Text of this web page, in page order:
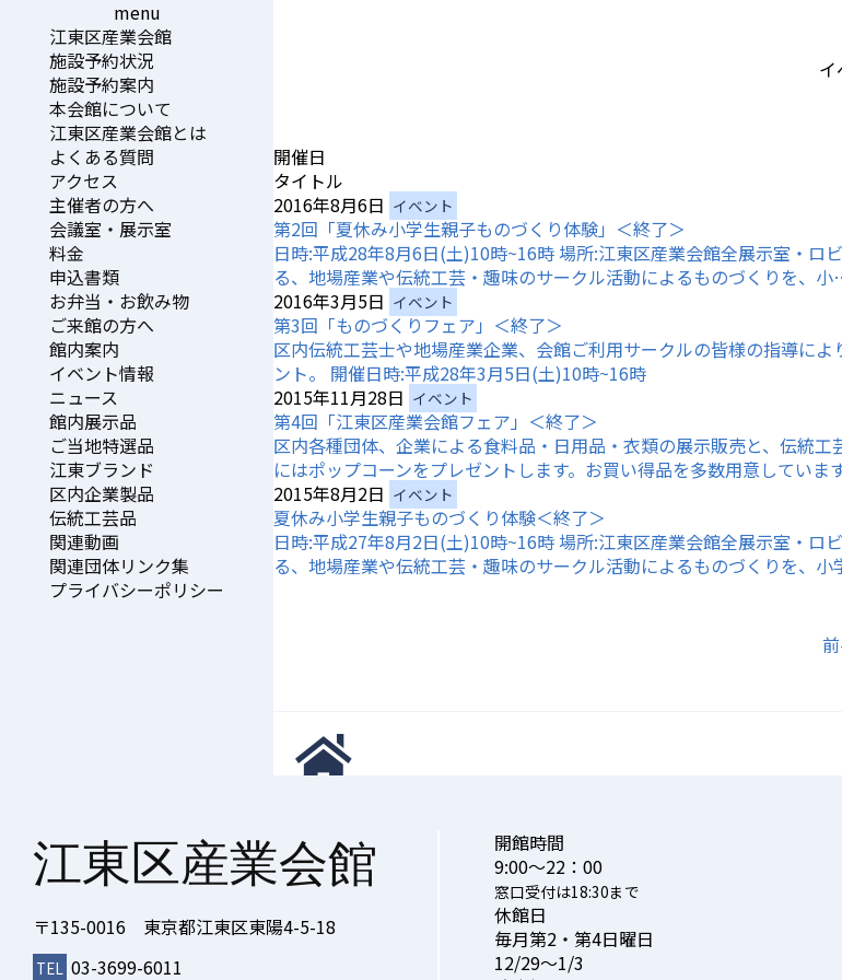
menu
江東区産業会館
施設予約状況
施設予約案内
本会館について
江東区産業会館とは
よくある質問
アクセス
主催者の方へ
会議室・展示室
料金
申込書類
お弁当・お飲み物
ご来館の方へ
館内案内
イベント情報
ニュース
館内展示品
ご当地特選品
江東ブランド
区内企業製品
伝統工芸品
関連動画
関連団体リンク集
プライバシーポリシー
開催日
タイトル
2016年8月6日 イベント
第2回「夏休み小学生親子ものづくり体験」＜終了＞
日時:平成28年8月6日(土)10時~16時 場所:江東区産業会館全展示室・
る、地場産業や伝統工芸・趣味のサークル活動によるものづくりを、
2016年3月5日 イベント
第3回「ものづくりフェア」＜終了＞
区内伝統工芸士や地場産業企業、会館ご利用サークルの皆様の指導に
ント。 開催日時:平成28年3月5日(土)10時~16時
2015年11月28日 イベント
第4回「江東区産業会館フェア」＜終了＞
区内各種団体、企業による食料品・日用品・衣類の展示販売と、伝統
にはポップコーンをプレゼントします。お買い得品を多数用意していま
2015年8月2日 イベント
夏休み小学生親子ものづくり体験＜終了＞
日時:平成27年8月2日(土)10時~16時 場所:江東区産業会館全展示室・
る、地場産業や伝統工芸・趣味のサークル活動によるものづくりを、
江東区産業会館
〒135-0016 東京都江東区東陽4-5-18
TEL 03-3699-6011
開館時間
9:00〜22：00
窓口受付は18:30まで
休館日
毎月第2・第4日曜日
12/29〜1/3